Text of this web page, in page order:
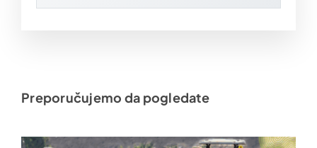
Preporučujemo da pogledate